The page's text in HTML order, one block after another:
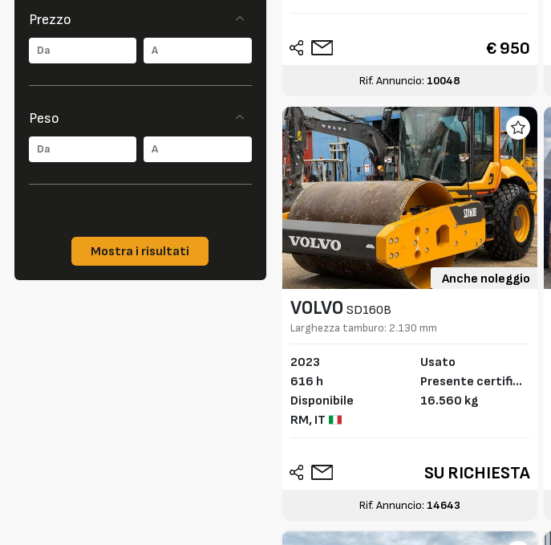
Prezzo
Peso
Mostra i risultati
€ 950
Rif. Annuncio: 10048
Anche noleggio
VOLVO SD160B
Larghezza tamburo: 2.130 mm
2023
616 h
Disponibile
RM,IT
Usato
Presente certifica
to CE
16.560 kg
SU RICHIESTA
Rif. Annuncio: 14643